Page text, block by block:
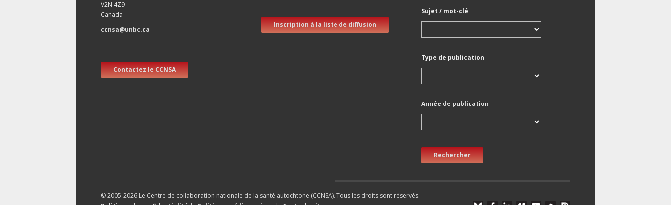
V2N 4Z9
Canada
ccnsa@unbc.ca
Contactez le CCNSA
Inscription à la liste de diffusion
Sujet / mot-clé
Type de publication
Année de publication
Rechercher
© 2005-2026 Le Centre de collaboration nationale de la santé autochtone (CCNSA). Tous les droits sont réservés.